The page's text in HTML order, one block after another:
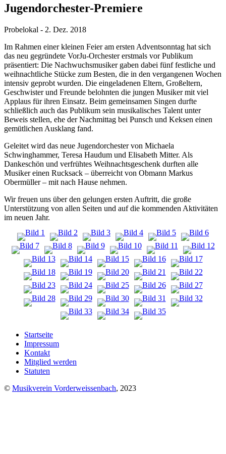
Jugendorchester-Premiere
Probelokal - 2. Dez. 2018
Im Rahmen einer kleinen Feier am ersten Adventsonntag hat sich
das neu gegründete VorJu-Orchester erstmals vor Publikum
präsentiert: Die Nachwuchsmusiker gaben dabei fünf festliche und
weihnachtliche Stücke zum Besten, die in den vergangenen Wochen
intensiv geprobt wurden. Die eingeladenen Eltern, Großeltern,
Geschwister und Freunde belohnten die jungen Musiker mit viel
Applaus für ihren Einsatz. Beim gemeinsamen Singen durfte
schließlich auch das Publikum sein musikalisches Talent unter
Beweis stellen, ehe der Nachmittag bei Punsch und Keksen einen
gemütlichen Ausklang fand.
Geleitet wird das neue Jugendorchester von Michaela
Schwinghammer, Teresa Haudum und Elisabeth Mitter. Als
Dankeschön und verfrühtes Weihnachtsgeschenk durften alle
Musiker einen Rucksack – überreicht von Obmann Markus
Obermüller – mit nach Hause nehmen.
Wir freuen uns über den gelungen ersten Auftritt, die große
Unterstützung von allen Seiten und auf die kommenden Aktivitäten
im neuen Jahr.
Startseite
Impressum
Kontakt
Mitglied werden
Statuten
© Musikverein Vorderweissenbach, 2023